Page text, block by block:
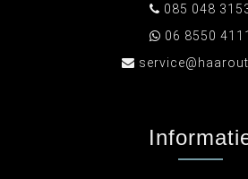
085 048
06 8550 4111